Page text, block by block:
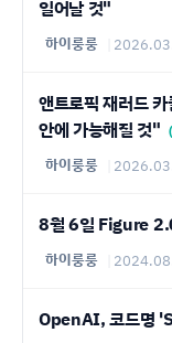
일어날 것"
하이룽룽
앤트로픽 재러드
안에 가능해질 것"
하이룽룽
8월 6일 Figure
하이룽룽
OpenAI, 코드명